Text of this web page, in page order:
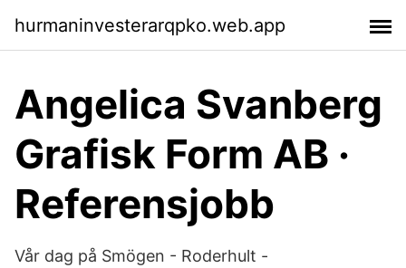
hurmaninvesterarqpko.web.app
Angelica Svanberg
Grafisk Form AB ·
Referensjobb
Vår dag på Smögen - Roderhult -